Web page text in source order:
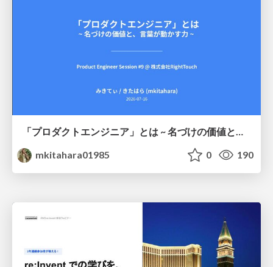
「プロダクトエンジニア」とは ~ 名づけの価値と、言葉が動かす力 ~
mkitahara01985
0 190